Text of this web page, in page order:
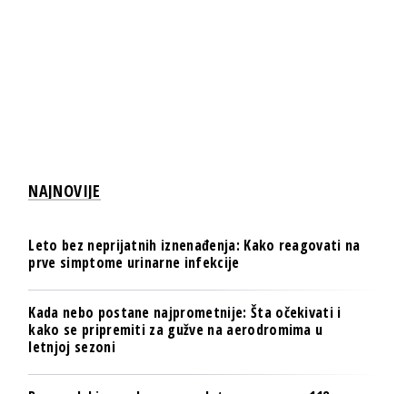
NAJNOVIJE
Leto bez neprijatnih iznenađenja: Kako reagovati na
prve simptome urinarne infekcije
Kada nebo postane najprometnije: Šta očekivati i
kako se pripremiti za gužve na aerodromima u
letnjoj sezoni